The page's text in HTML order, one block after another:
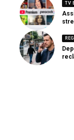
TV